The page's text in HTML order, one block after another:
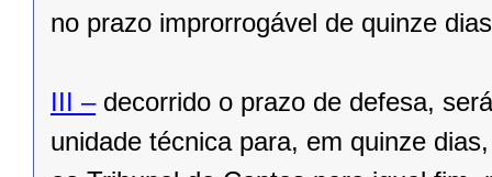
no prazo improrrogável de quinze
III –decorrido o prazo de defesa,
unidade técnica para, em quinze